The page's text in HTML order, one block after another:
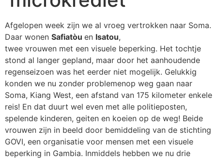
Afgelopen week zijn we al vroeg vertrokken naar Soma.
Daar wonen Safiatòu en Isatou,
twee vrouwen met een visuele beperking. Het tochtje
stond al langer gepland, maar door het aanhoudende
regenseizoen was het eerder niet mogelijk. Gelukkig
konden we nu zonder problemenop weg gaan naar
Soma, Kiang West, een afstand van 175 kilometer enkele
reis! En dat duurt wel even met alle politieposten,
spelende kinderen, geiten en koeien op de weg! Beide
vrouwen zijn in beeld door bemiddeling van de stichting
GOVI, een organisatie voor mensen met een visuele
beperking in Gambia. Inmiddels hebben we nu drie